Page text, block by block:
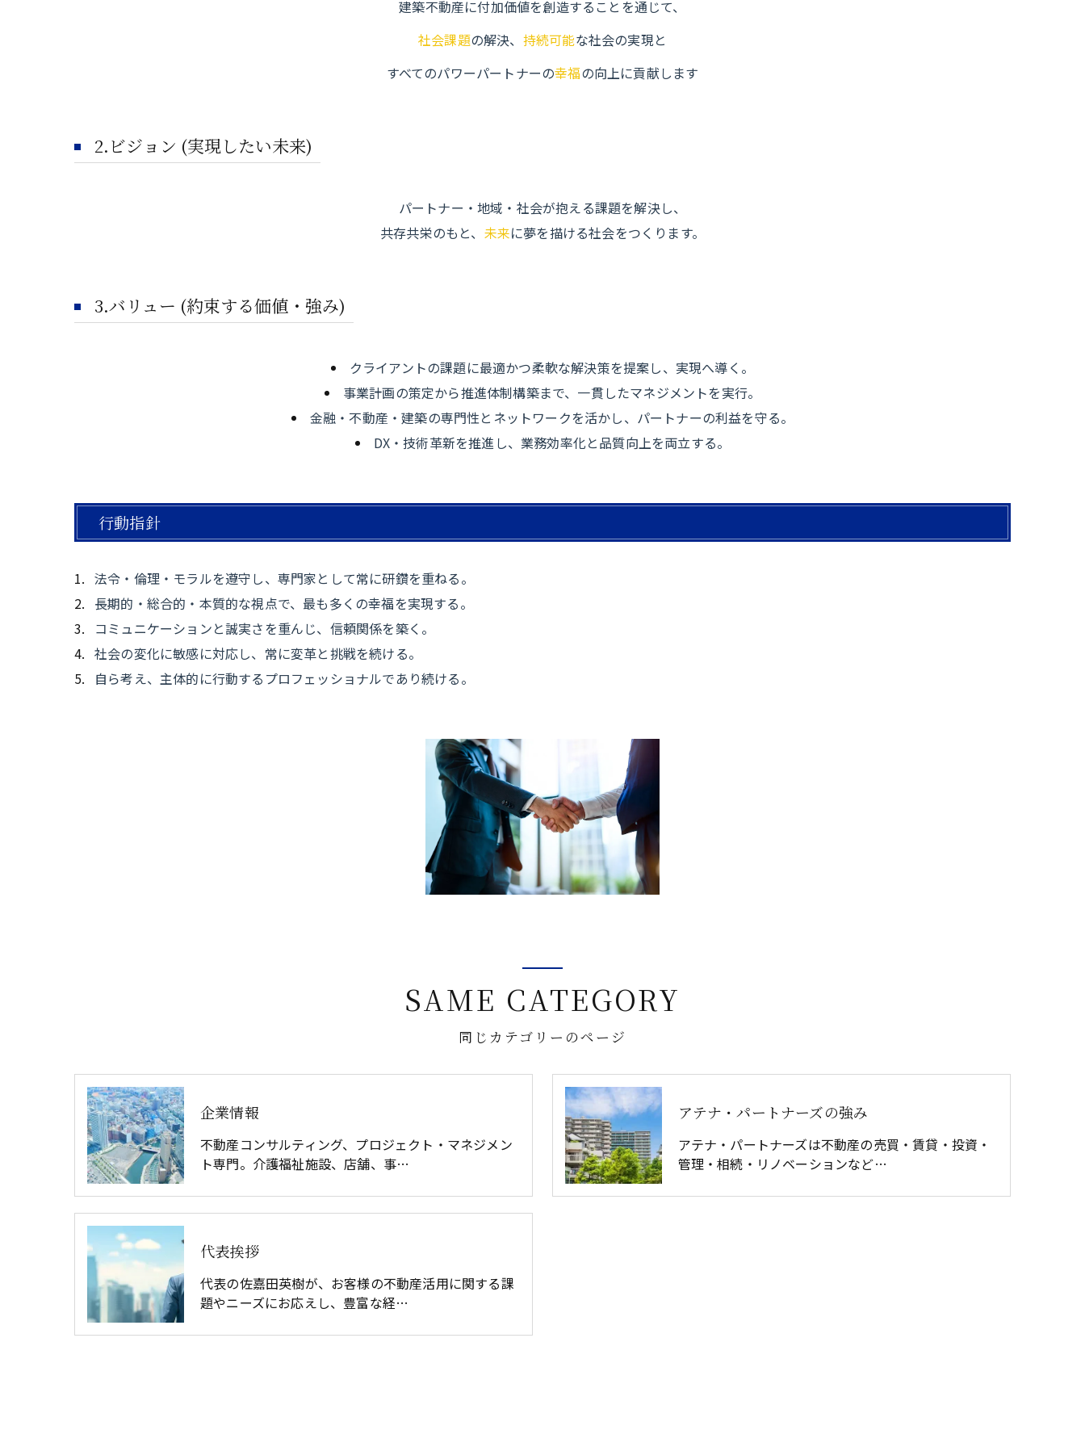
建築不動産に付加価値を創造することを通じて、
社会課題の解決、 持続可能な社会の実現と
すべてのパワーパートナーの幸福の向上に貢献します
2.ビジョン (実現したい未来)
パートナー・地域・社会が抱える課題を解決し、
共存共栄のもと、 未来に夢を描ける社会をつくります。
3.バリュー (約束する価値・強み)
クライアントの課題に最適かつ柔軟な解決策を提案し、実現へ導く。
事業計画の策定から推進体制構築まで、一貫したマネジメントを実行。
金融・不動産・建築の専門性とネットワークを活かし、パートナーの利益を守る。
DX・技術革新を推進し、業務効率化と品質向上を両立する。
行動指針
法令・倫理・モラルを遵守し、専門家として常に研鑽を重ねる。
長期的・総合的・本質的な視点で、最も多くの幸福を実現する。
コミュニケーションと誠実さを重んじ、信頼関係を築く。
社会の変化に敏感に対応し、常に変革と挑戦を続ける。
自ら考え、主体的に行動するプロフェッショナルであり続ける。
同じカテゴリーのページ
SAME CATEGORY
企業情報
不動産コンサルティング、プロジェクト・マネジメン
ト専門。介護福祉施設、店舗、事…
アテナ・パートナーズの強み
アテナ・パートナーズは不動産の売買・賃貸・投資・
管理・相続・リノベーションなど…
代表挨拶
代表の佐嘉田英樹が、お客様の不動産活用に関する課
題やニーズにお応えし、豊富な経…